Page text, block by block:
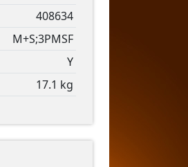
408634
M+S;3PMSF
Y
17.1 kg